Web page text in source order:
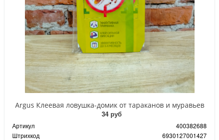
Argus Клеевая ловушка-домик от тараканов и муравьев
34 руб
Артикул
400382688
Штрихкод
6930127001427